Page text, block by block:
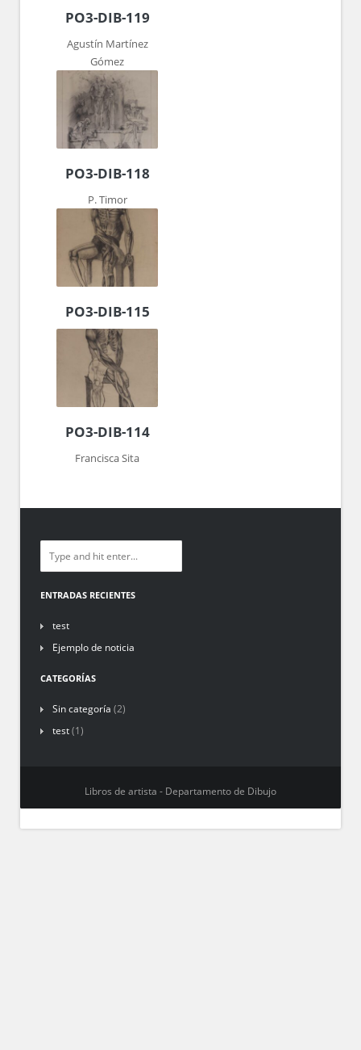
PO3-DIB-119
Agustín Martínez
Gómez
PO3-DIB-118
P. Timor
PO3-DIB-115
PO3-DIB-114
Francisca Sita
ENTRADAS RECIENTES
test
Ejemplo de noticia
CATEGORÍAS
Sin categoría (2)
test(1)
Libros de artista - Departamento de Dibujo